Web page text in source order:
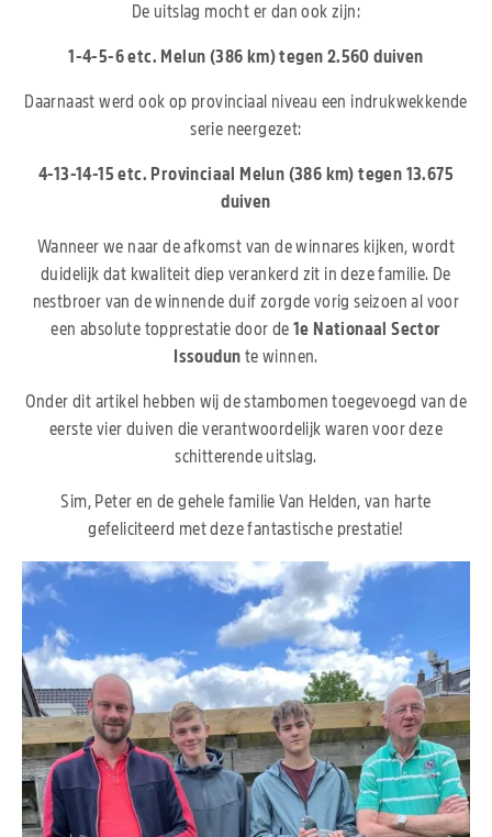
De uitslag mocht er dan ook zijn:
1-4-5-6 etc. Melun (386 km) tegen 2.560 duiven
Daarnaast werd ook op provinciaal niveau een indrukwekkende
serie neergezet:
4-13-14-15 etc. Provinciaal Melun (386 km) tegen 13.675
duiven
Wanneer we naar de afkomst van de winnares kijken, wordt
duidelijk dat kwaliteit diep verankerd zit in deze familie. De
nestbroer van de winnende duif zorgde vorig seizoen al voor
een absolute topprestatie door de 1e Nationaal Sector
Issoudun te winnen.
Onder dit artikel hebben wij de stambomen toegevoegd van de
eerste vier duiven die verantwoordelijk waren voor deze
schitterende uitslag.
Sim, Peter en de gehele familie Van Helden, van harte
gefeliciteerd met deze fantastische prestatie!